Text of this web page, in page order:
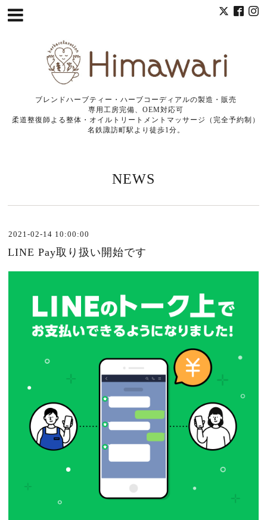
ブレンドハーブティー・ハーブコーディアルの製造・販売
専用工房完備、OEM対応可
柔道整復師よる整体・オイルトリートメントマッサージ（完全予約制）
名鉄諏訪町駅より徒歩1分。
NEWS
2021-02-14 10:00:00
LINE Pay取り扱い開始です